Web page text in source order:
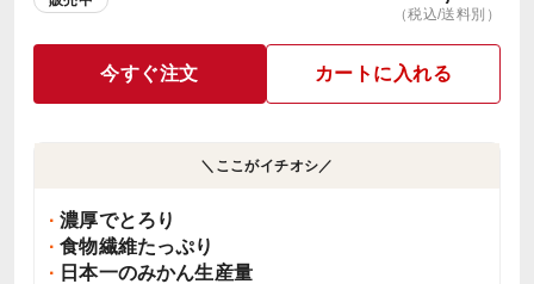
（税込/送料別）
今すぐ注文 カートに入れる
＼ここがイチオシ／
濃厚でとろり
食物繊維たっぷり
日本一のみかん生産量